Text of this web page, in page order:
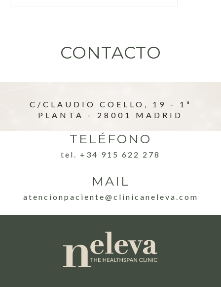
CONTACTO
C/CLAUDIO COELLO, 19 - 1ª
PLANTA - 28001 MADRID
TELÉFONO
tel. +34 915 622 278
MAIL
atencionpaciente@clinicaneleva.com